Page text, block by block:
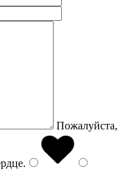
Пожалуйста,
.